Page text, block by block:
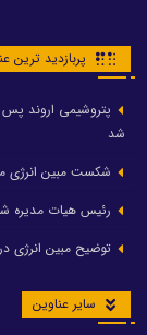
پربازدید ترین
شد
شکست مبین انرژی
رئیس هیات مدیره
توضیح مبین انرژی
سایر عناوین